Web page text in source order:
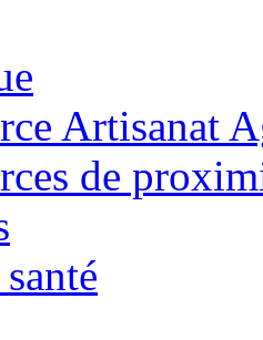
Artisanat
de